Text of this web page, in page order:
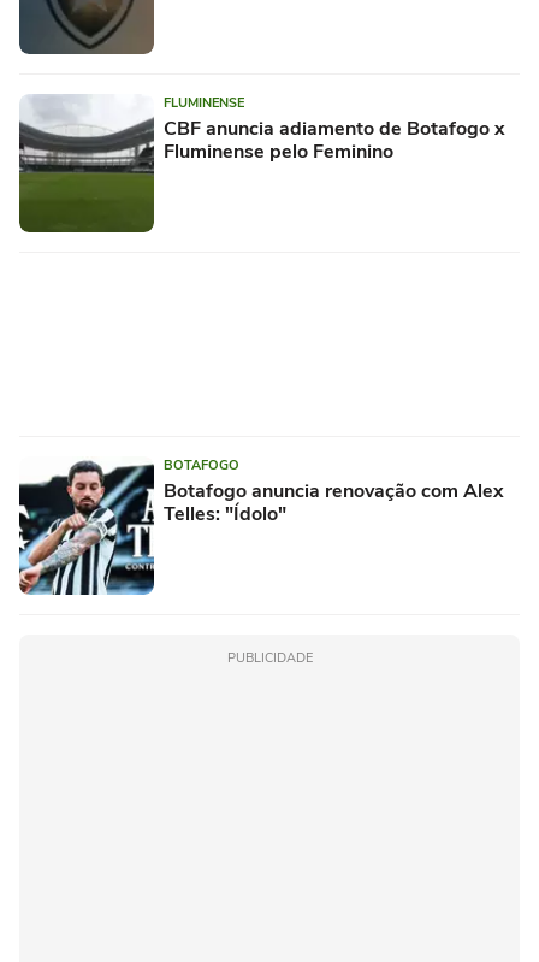
FLUMINENSE
CBF anuncia adiamento de Botafogo x
Fluminense pelo Feminino
BOTAFOGO
Botafogo anuncia renovação com Alex
Telles: "Ídolo"
PUBLICIDADE